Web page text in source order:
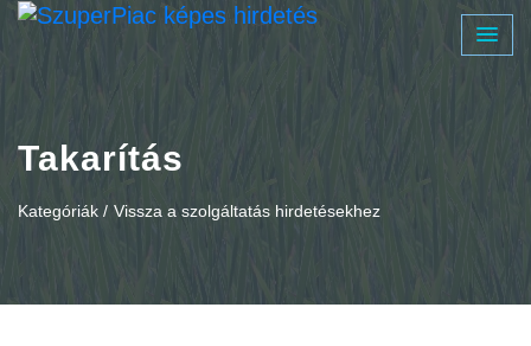
Takarítás
Kategóriák / Vissza a szolgáltatás hirdetésekhez